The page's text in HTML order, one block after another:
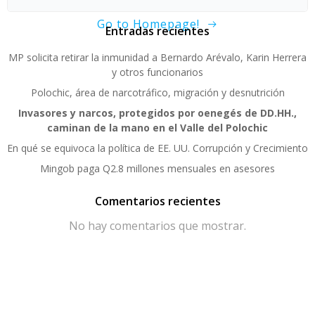
Go to Homepage!
Entradas recientes
MP solicita retirar la inmunidad a Bernardo Arévalo, Karin Herrera
y otros funcionarios
Polochic, área de narcotráfico, migración y desnutrición
Invasores y narcos, protegidos por oenegés de DD.HH.,
caminan de la mano en el Valle del Polochic
En qué se equivoca la política de EE. UU. Corrupción y Crecimiento
Mingob paga Q2.8 millones mensuales en asesores
Comentarios recientes
No hay comentarios que mostrar.